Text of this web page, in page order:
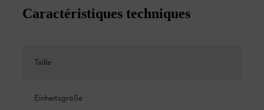
Caractéristiques techniques
Taille
Einheitsgröße